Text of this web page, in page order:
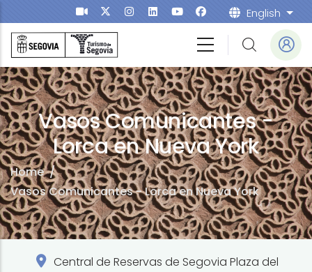
Skip to main content English List
Vasos Comunicantes -
Lorca en Nueva York
Home/
Vasos Comunicantes - Lorca en Nueva York
Central de Reservas de Segovia Plaza del